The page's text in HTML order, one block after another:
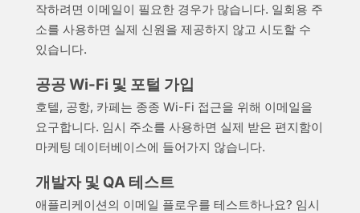
작하려면 이메일이 필요한 경우가 많습니다. 일회용 주
소를 사용하면 실제 신원을 제공하지 않고 시도할 수
있습니다.
공공 Wi-Fi 및 포털 가입
호텔, 공항, 카페는 종종 Wi-Fi 접근을 위해 이메일을
요구합니다. 임시 주소를 사용하면 실제 받은 편지함이
마케팅 데이터베이스에 들어가지 않습니다.
개발자 및 QA 테스트
애플리케이션의 이메일 플로우를 테스트하나요? 임시